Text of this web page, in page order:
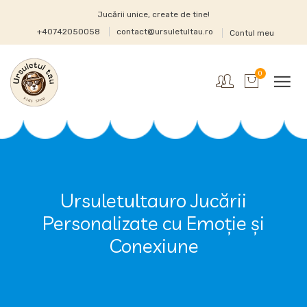
Jucării unice, create de tine!
+40742050058
contact@ursuletultau.ro Contul meu
0
Ursuletultauro Jucării
Personalizate cu Emoție și
Conexiune